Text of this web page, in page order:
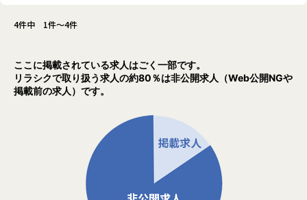
会社の規定に準ずる
-- 金融システムインフラ開発 --
担当工程：基本設計、運用設計、詳細設計、構築、テスト、
移行
担当者：20台後半、男性、入社1年目
-- 官公庁向けインフラ開発 --
使用スキル：VMware、Windows、Linux
担当工程：基本設計、運用設計、詳細設計、構築、テスト、
担当者：30台後半、男性、入社4年目
・各種Webシステム開発
下記、当社について理解が深まるように社員についてご紹介
します！
・paiza経由の中途入社エンジニア①
「技術研鑽のために働き方を改善したい！」
前職では開発もインフラもフルスタックに活躍。
毎日の出社や残業、周囲の社員のモチベーションに違和感を
4件中 1件～4件
ここに掲載されている求人はごく一部です。
リラシクで取り扱う求人の約80％は非公開求人（Web公開NGや
掲載前の求人）です。